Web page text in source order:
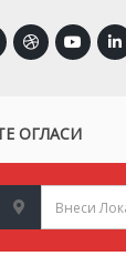
ОГЛАСИ